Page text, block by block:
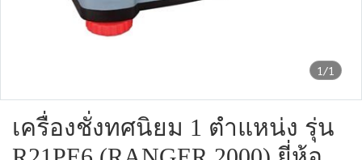
1/1
เครื่องชั่งทศนิยม 1 ตำแหน่ง รุ่น